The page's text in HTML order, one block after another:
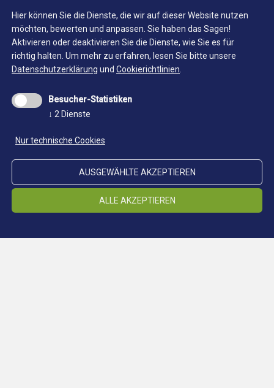
STANDORTE
Standort Ridnaun
Hier können Sie die Dienste, die wir auf dieser Website nutzen
möchten, bewerten und anpassen. Sie haben das Sagen!
Aktivieren oder deaktivieren Sie die Dienste, wie Sie es für
richtig halten. Um mehr zu erfahren, lesen Sie bitte unsere
Datenschutzerklärung und Cookierichtlinien
Besucher-Statistiken
↓ 2 Dienste
Nur technische Cookies
AUSGEWÄHLTE AKZEPTIEREN
ALLE AKZEPTIEREN